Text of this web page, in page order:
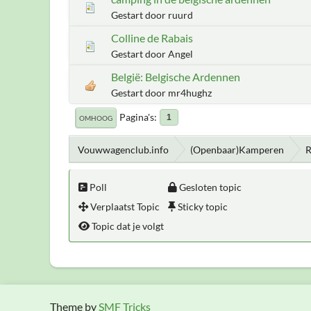
Gestart door ruurd
Colline de Rabais
Gestart door Angel
België: Belgische Ardennen
Gestart door mr4hughz
OMHOOG Pagina's 1
Vouwwagenclub.info (Openbaar)Kamperen
Poll
Verplaatst Topic
Gesloten topic
Sticky topic
Topic dat je volgt
Theme bySMF Tricks